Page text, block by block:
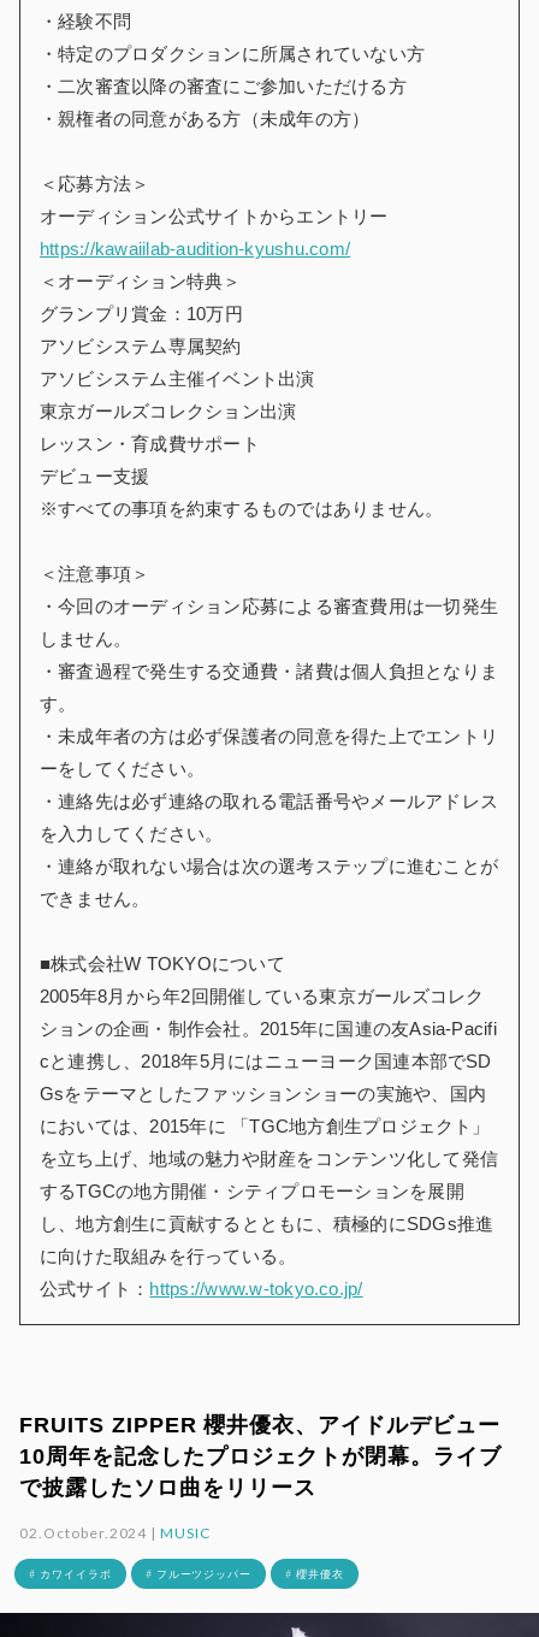
・経験不問
・特定のプロダクションに所属されていない方
・二次審査以降の審査にご参加いただける方
・親権者の同意がある方（未成年の方）
＜応募方法＞
オーディション公式サイトからエントリー
https://kawaiilab-audition-kyushu.com/
＜オーディション特典＞
グランプリ賞金：10万円
アソビシステム専属契約
アソビシステム主催イベント出演
東京ガールズコレクション出演
レッスン・育成費サポート
デビュー支援
※すべての事項を約束するものではありません。
＜注意事項＞
・今回のオーディション応募による審査費用は一切発生
しません。
・審査過程で発生する交通費・諸費は個人負担となりま
す。
・未成年者の方は必ず保護者の同意を得た上でエントリ
ーをしてください。
・連絡先は必ず連絡の取れる電話番号やメールアドレス
を入力してください。
・連絡が取れない場合は次の選考ステップに進むことが
できません。
■株式会社W TOKYOについて
2005年8月から年2回開催している東京ガールズコレク
ションの企画・制作会社。2015年に国連の友Asia-Pacifi
cと連携し、2018年5月にはニューヨーク国連本部でSD
Gsをテーマとしたファッションショーの実施や、国内
においては、2015年に 「TGC地方創生プロジェクト」
を立ち上げ、地域の魅力や財産をコンテンツ化して発信
するTGCの地方開催・シティプロモーションを展開
し、地方創生に貢献するとともに、積極的にSDGs推進
に向けた取組みを行っている。
公式サイト： https://www.w-tokyo.co.jp/
FRUITS ZIPPER 櫻井優衣、アイドルデビュー
10周年を記念したプロジェクトが閉幕。ライブ
で披露したソロ曲をリリース
02.October.2024 |MUSIC
# カワイイラボ # フルーツジッパー # 櫻井優衣